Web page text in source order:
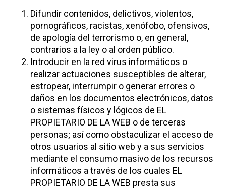
Difundir contenidos, delictivos, violentos,
pornográficos, racistas, xenófobo, ofensivos,
de apología del terrorismo o, en general,
contrarios a la ley o al orden público.
Introducir en la red virus informáticos o
realizar actuaciones susceptibles de alterar,
estropear, interrumpir o generar errores o
daños en los documentos electrónicos, datos
o sistemas físicos y lógicos de EL
PROPIETARIO DE LA WEB o de terceras
personas; así como obstaculizar el acceso de
otros usuarios al sitio web y a sus servicios
mediante el consumo masivo de los recursos
informáticos a través de los cuales EL
PROPIETARIO DE LA WEB presta sus